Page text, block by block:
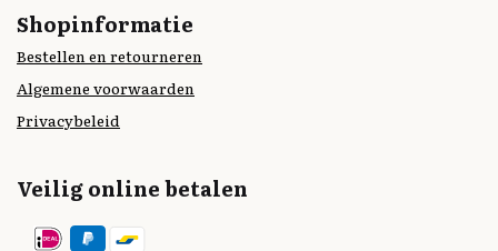
Shopinformatie
Bestellen en retourneren
Algemene voorwaarden
Privacybeleid
Veilig online betalen